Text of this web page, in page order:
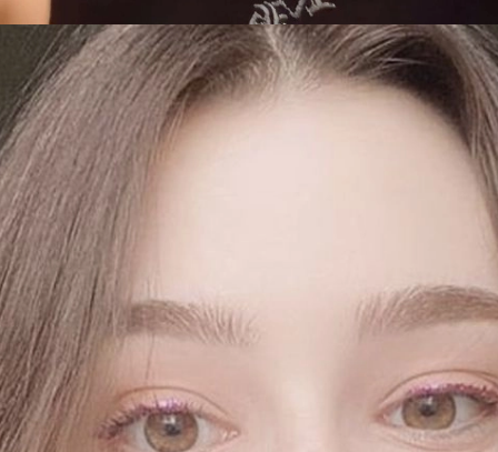
Đang mở https://issiloo.edu.vn/gai-tay-xinh